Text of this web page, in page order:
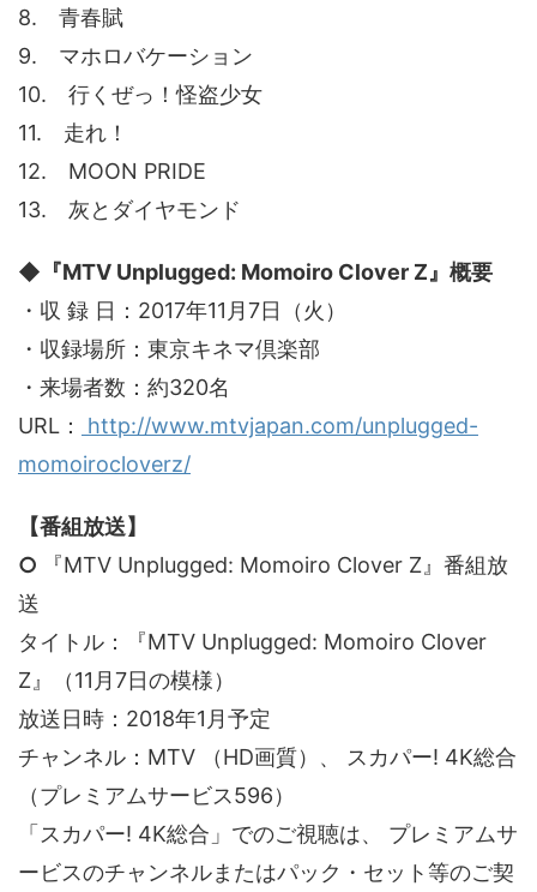
8. 青春賦
9. マホロバケーション
10. 行くぜっ！怪盗少女
11. 走れ！
12. MOON PRIDE
13. 灰とダイヤモンド
◆『MTV Unplugged: Momoiro Clover Z』概要
・収 録 日：2017年11月7日（火）
・収録場所：東京キネマ倶楽部
・来場者数：約320名
URL：
http://www.mtvjapan.com/unplugged-
momoirocloverz/
【番組放送】
○
『MTV Unplugged: Momoiro Clover Z』番組放
送
タイトル：『MTV Unplugged: Momoiro Clover
Z』（11月7日の模様）
放送日時：2018年1月予定
チャンネル：MTV （HD画質）、 スカパー! 4K総合
（プレミアムサービス596）
「スカパー! 4K総合」でのご視聴は、 プレミアムサ
ービスのチャンネルまたはパック・セット等のご契